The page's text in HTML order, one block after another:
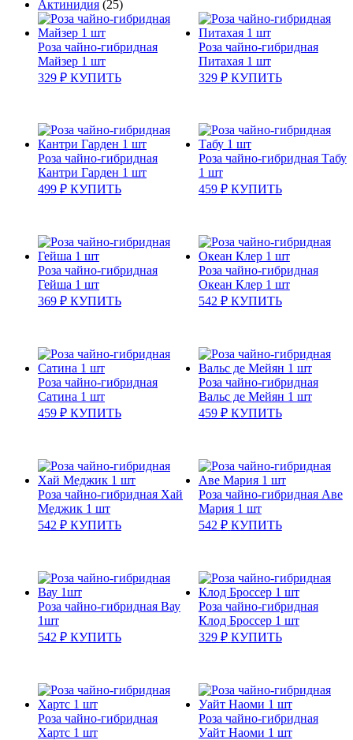
Роза чайно-гибридная
Майзер 1 шт
329 ₽ КУПИТЬ
Роза чайно-гибридная
Питахая 1 шт
329 ₽ КУПИТЬ
Роза чайно-гибридная
Кантри Гарден 1 шт
499 ₽ КУПИТЬ
Роза чайно-гибридная Табу
1 шт
459 ₽ КУПИТЬ
Роза чайно-гибридная
Гейша 1 шт
369 ₽ КУПИТЬ
Роза чайно-гибридная
Океан Клер 1 шт
542 ₽ КУПИТЬ
Роза чайно-гибридная
Сатина 1 шт
459 ₽ КУПИТЬ
Роза чайно-гибридная
Вальс де Мейян 1 шт
459 ₽ КУПИТЬ
Роза чайно-гибридная Хай
Меджик 1 шт
542 ₽ КУПИТЬ
Роза чайно-гибридная Аве
Мария 1 шт
542 ₽ КУПИТЬ
Роза чайно-гибридная Вау
1шт
542 ₽ КУПИТЬ
Роза чайно-гибридная
Клод Броссер 1 шт
329 ₽ КУПИТЬ
Роза чайно-гибридная
Хартс 1 шт
Роза чайно-гибридная
Уайт Наоми 1 шт
Актинидия (25)